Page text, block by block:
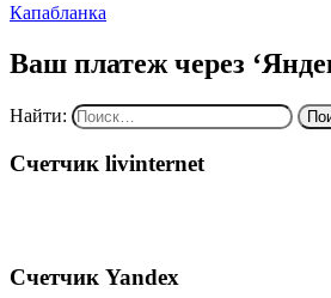
Капабланка
Ваш платеж через
Найти:
Счетчик livinternet
Счетчик Yandex